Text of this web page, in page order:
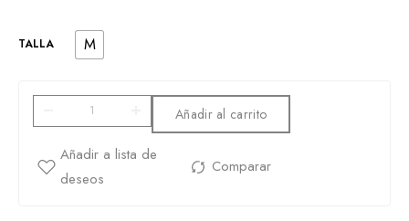
TALLA M
Añadir al carrito